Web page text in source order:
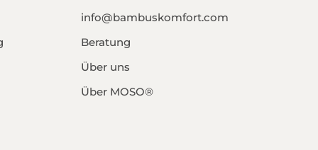
info@bambuskomfort.com
Beratung
Über uns
Über MOSO®